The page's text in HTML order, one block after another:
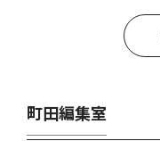
町田編集室